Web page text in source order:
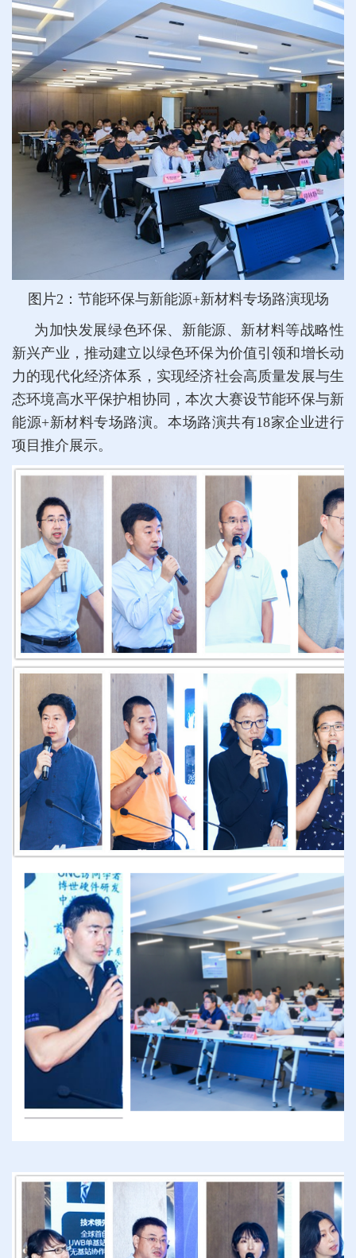
图片2：节能环保与新能源+新材料专场路演现场
为加快发展绿色环保、新能源、新材料等战略性
新兴产业，推动建立以绿色环保为价值引领和增长动
力的现代化经济体系，实现经济社会高质量发展与生
态环境高水平保护相协同，本次大赛设节能环保与新
能源+新材料专场路演。本场路演共有18家企业进行
项目推介展示。